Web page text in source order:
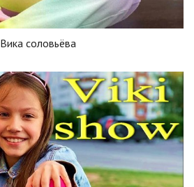
Вика соловьёва